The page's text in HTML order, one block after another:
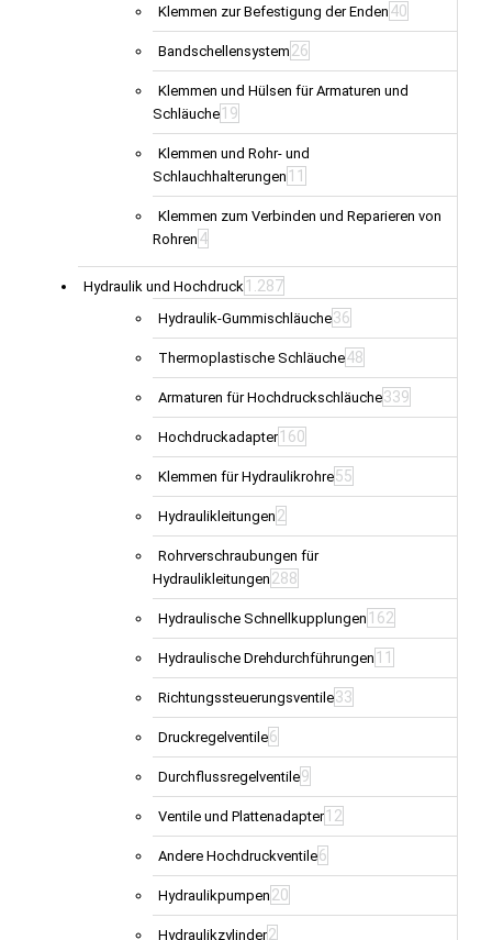
Klemmen zur Befestigung der Enden 40
Bandschellensystem 26
Klemmen und Hülsen für Armaturen und
Schläuche 19
Klemmen und Rohr- und
Schlauchhalterungen 11
Klemmen zum Verbinden und Reparieren von
Rohren 4
Hydraulik und Hochdruck 1.287
Hydraulik-Gummischläuche36
Thermoplastische Schläuche48
Armaturen für Hochdruckschläuche339
Hochdruckadapter 160
Klemmen für Hydraulikrohre55
Hydraulikleitungen 2
Rohrverschraubungen für
Hydraulikleitungen 288
Hydraulische Schnellkupplungen 162
Hydraulische Drehdurchführungen 11
Richtungssteuerungsventile33
Druckregelventile6
Durchflussregelventile9
Ventile und Plattenadapter 12
Andere Hochdruckventile6
Hydraulikpumpen 20
Hydraulikzylinder2